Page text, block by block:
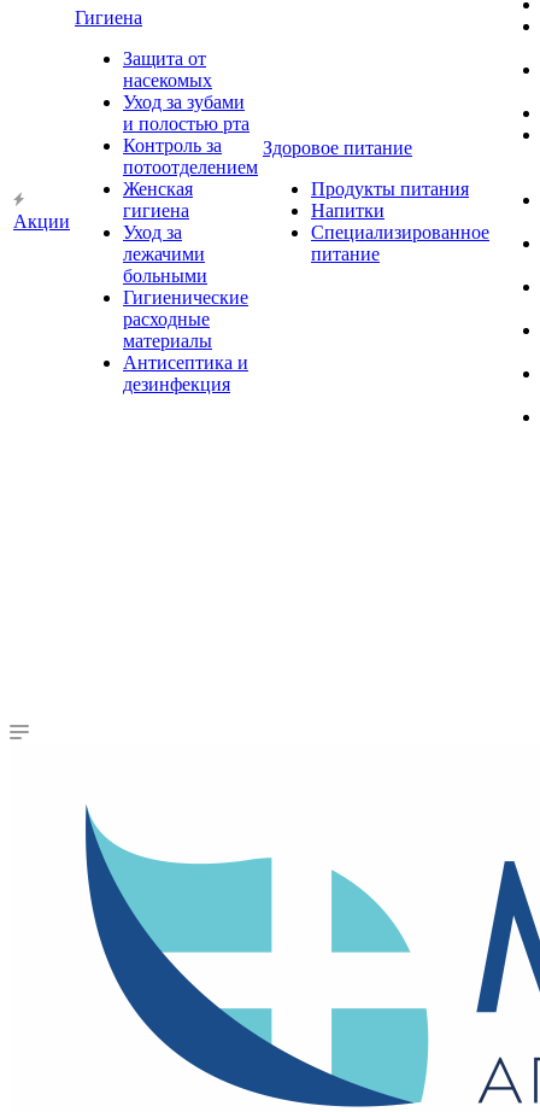
Акции
Гигиена
Защита от
насекомых
Уход за зубами
и полостью рта
Контроль за
потоотделением
Женская
гигиена
Уход за
лежачими
больными
Гигиенические
расходные
материалы
Антисептика и
дезинфекция
Здоровое питание
Продукты питания
Напитки
Специализированное
питание